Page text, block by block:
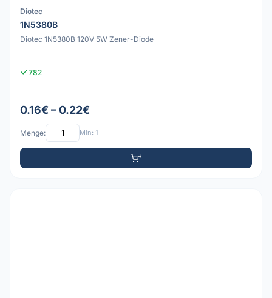
Diotec
1N5380B
Diotec 1N5380B 120V 5W Zener-Diode
782
0.16€ – 0.22€
Menge: Min: 1